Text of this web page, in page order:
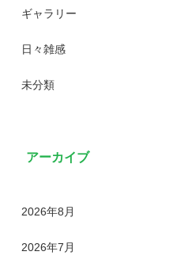
ギャラリー
日々雑感
未分類
アーカイブ
2026年8月
2026年7月